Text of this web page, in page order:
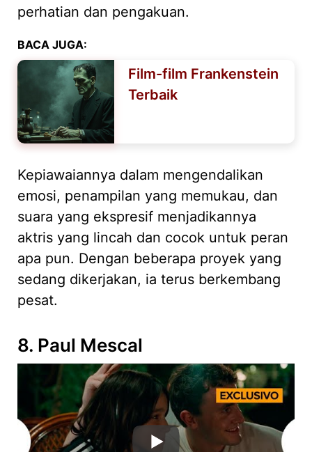
perhatian dan pengakuan.
BACA JUGA:
Film-film Frankenstein
Terbaik
Kepiawaiannya dalam mengendalikan
emosi, penampilan yang memukau, dan
suara yang ekspresif menjadikannya
aktris yang lincah dan cocok untuk peran
apa pun. Dengan beberapa proyek yang
sedang dikerjakan, ia terus berkembang
pesat.
8. Paul Mescal